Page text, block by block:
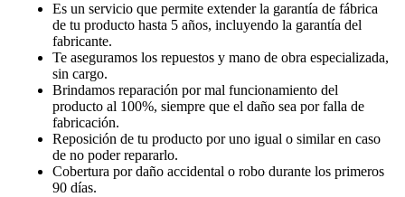
Es un servicio que permite extender la garantía de fábrica
de tu producto hasta 5 años, incluyendo la garantía del
fabricante.
Te aseguramos los repuestos y mano de obra especializada,
sin cargo.
Brindamos reparación por mal funcionamiento del
producto al 100%, siempre que el daño sea por falla de
fabricación.
Reposición de tu producto por uno igual o similar en caso
de no poder repararlo.
Cobertura por daño accidental o robo durante los primeros
90 días.